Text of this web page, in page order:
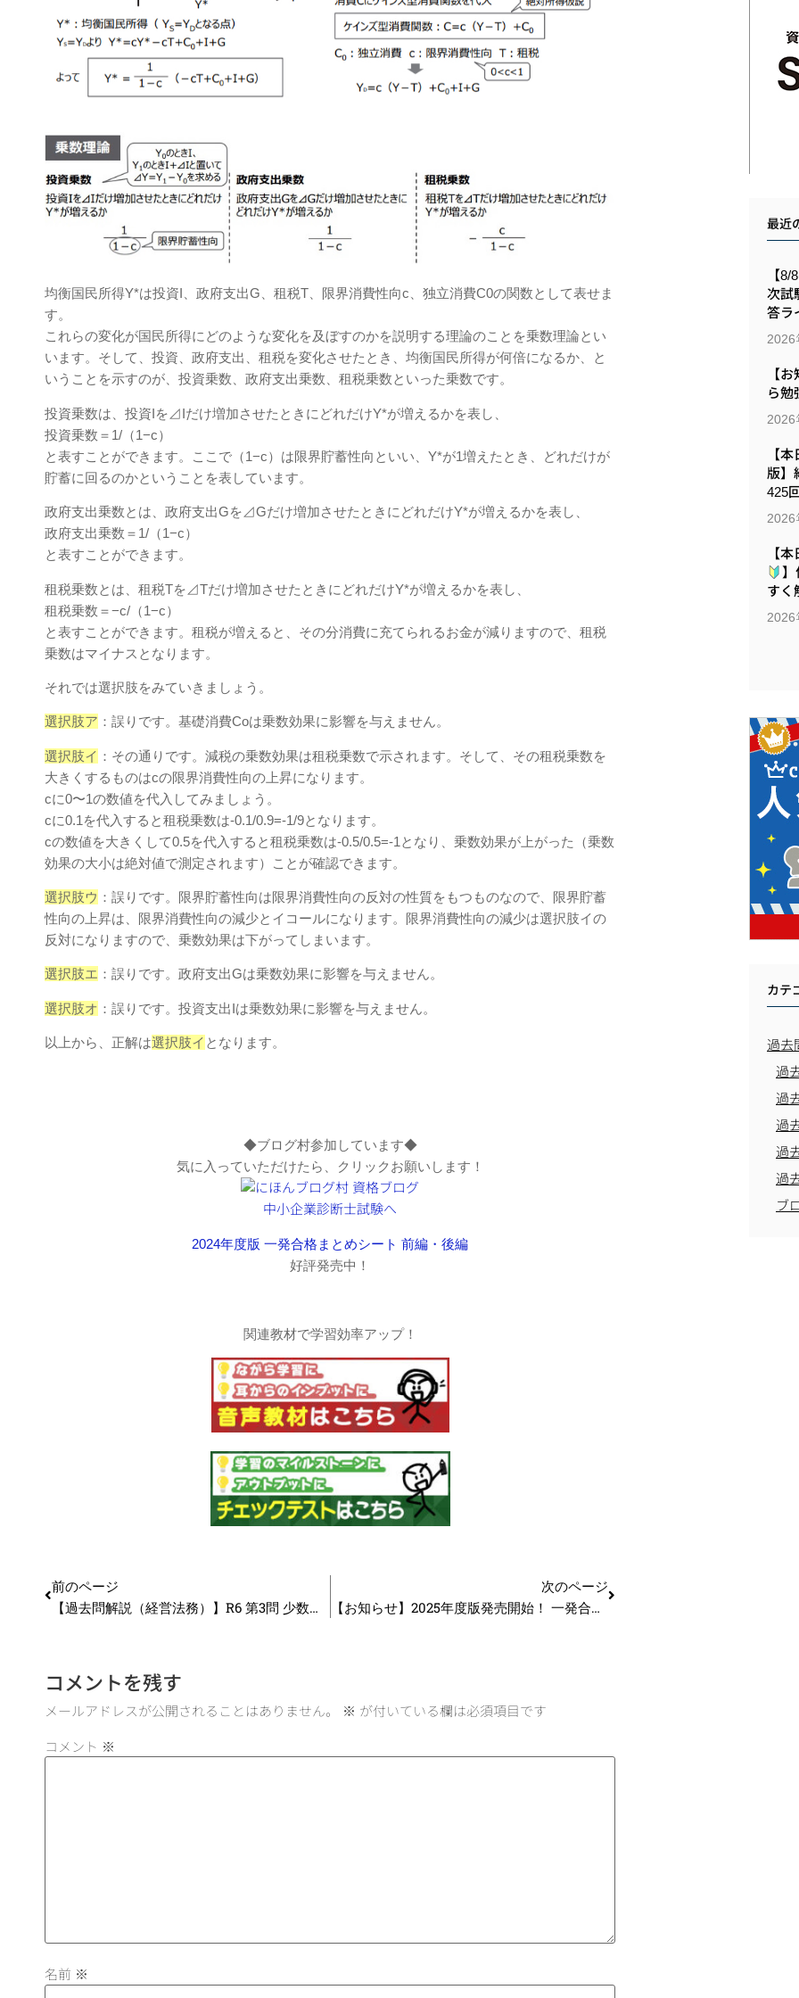
均衡国⺠所得Y*は投資I、政府⽀出G、租税T、限界消費性向c、独⽴消費C0の関数として表せま
す。
これらの変化が国⺠所得にどのような変化を及ぼすのかを説明する理論のことを乗数理論とい
います。そして、投資、政府⽀出、租税を変化させたとき、均衡国⺠所得が何倍になるか、と
いうことを⽰すのが、投資乗数、政府⽀出乗数、租税乗数といった乗数です。
投資乗数は、投資Iを⊿Iだけ増加させたときにどれだけY*が増えるかを表し、
投資乗数＝1/（1−c）
と表すことができます。ここで（1−c）は限界貯蓄性向といい、Y*が1増えたとき、どれだけが
貯蓄に回るのかということを表しています。
政府⽀出乗数とは、政府⽀出Gを⊿Gだけ増加させたときにどれだけY*が増えるかを表し、
政府⽀出乗数＝1/（1−c）
と表すことができます。
租税乗数とは、租税Tを⊿Tだけ増加させたときにどれだけY*が増えるかを表し、
租税乗数＝−c/（1−c）
と表すことができます。租税が増えると、その分消費に充てられるお⾦が減りますので、租税
乗数はマイナスとなります。
それでは選択肢をみていきましょう。
選択肢ア ：誤りです。基礎消費Coは乗数効果に影響を与えません。
選択肢イ ：その通りです。減税の乗数効果は租税乗数で示されます。そして、その租税乗数を
大きくするものはcの限界消費性向の上昇になります。
cに0〜1の数値を代入してみましょう。
cに0.1を代入すると租税乗数は-0.1/0.9=-1/9となります。
cの数値を大きくして0.5を代入すると租税乗数は-0.5/0.5=-1となり、乗数効果が上がった（乗数
効果の大小は絶対値で測定されます）ことが確認できます。
選択肢ウ ：誤りです。限界貯蓄性向は限界消費性向の反対の性質をもつものなので、限界貯蓄
性向の上昇は、限界消費性向の減少とイコールになります。限界消費性向の減少は選択肢イの
反対になりますので、乗数効果は下がってしまいます。
選択肢エ ：誤りです。政府支出Gは乗数効果に影響を与えません。
選択肢オ ：誤りです。投資支出Iは乗数効果に影響を与えません。
以上から、正解は選択肢イ となります。
◆ブログ村参加しています◆
気に入っていただけたら、クリックお願いします！
2024年度版 一発合格まとめシート 前編・後編
好評発売中！
関連教材で学習効率アップ！
前のページ
【過去問解説（経営法務）】R6 第3問 少数株主権
次のページ
【お知らせ】2025年度版発売開始！ 一発合格まとめシート前編はここがすごい！
コメントを残す
メールアドレスが公開されることはありません。 ※ が付いている欄は必須項目です
コメント ※
名前 ※
最近
【
次試
答ラ
2026
【
ら勉
2026
【
版】
425回
2026
【
】
すく
2026
カテ
過去
過
過
過
過
過
ブ